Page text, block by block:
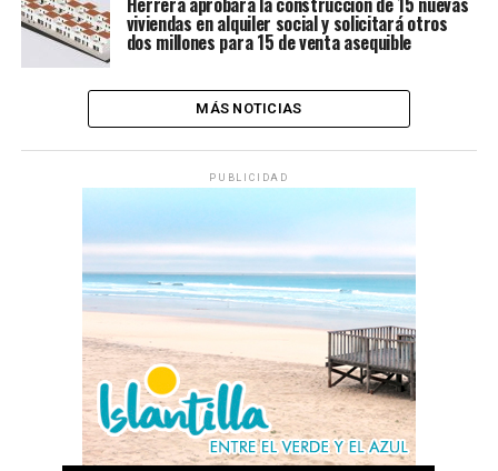
viviendas en alquiler social y solicitará otros
dos millones para 15 de venta asequible
MÁS NOTICIAS
PUBLICIDAD